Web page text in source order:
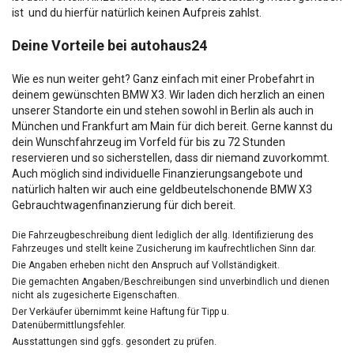
ist und du hierfür natürlich keinen Aufpreis zahlst.
Deine Vorteile bei autohaus24
Wie es nun weiter geht? Ganz einfach mit einer Probefahrt in
deinem gewünschten BMW X3. Wir laden dich herzlich an einen
unserer Standorte ein und stehen sowohl in Berlin als auch in
München und Frankfurt am Main für dich bereit. Gerne kannst du
dein Wunschfahrzeug im Vorfeld für bis zu 72 Stunden
reservieren und so sicherstellen, dass dir niemand zuvorkommt.
Auch möglich sind individuelle Finanzierungsangebote und
natürlich halten wir auch eine geldbeutelschonende BMW X3
Gebrauchtwagenfinanzierung für dich bereit.
Die Fahrzeugbeschreibung dient lediglich der allg. Identifizierung des
Fahrzeuges und stellt keine Zusicherung im kaufrechtlichen Sinn dar.
Die Angaben erheben nicht den Anspruch auf Vollständigkeit.
Die gemachten Angaben/Beschreibungen sind unverbindlich und dienen
nicht als zugesicherte Eigenschaften.
Der Verkäufer übernimmt keine Haftung für Tipp u.
Datenübermittlungsfehler.
Ausstattungen sind ggfs. gesondert zu prüfen.